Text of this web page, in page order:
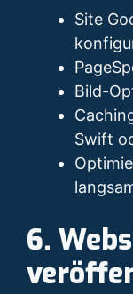
Site
Bild-
Swift
6.